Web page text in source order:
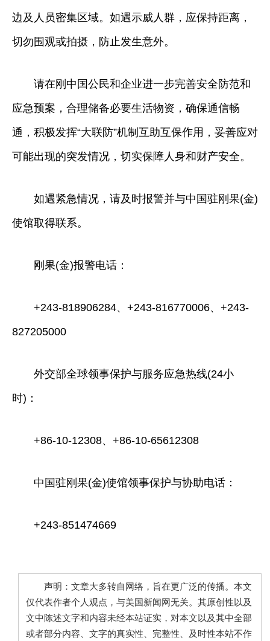
边及人员密集区域。如遇示威人群，应保持距离，
切勿围观或拍摄，防止发生意外。
请在刚中国公民和企业进一步完善安全防范和
应急预案，合理储备必要生活物资，确保通信畅
通，积极发挥“大联防”机制互助互保作用，妥善应对
可能出现的突发情况，切实保障人身和财产安全。
如遇紧急情况，请及时报警并与中国驻刚果(金)
使馆取得联系。
刚果(金)报警电话：
+243-818906284、+243-816770006、+243-
827205000
外交部全球领事保护与服务应急热线(24小
时)：
+86-10-12308、+86-10-65612308
中国驻刚果(金)使馆领事保护与协助电话：
+243-851474669
声明：文章大多转自网络，旨在更广泛的传播。本文
仅代表作者个人观点，与美国新闻网无关。其原创性以及
文中陈述文字和内容未经本站证实，对本文以及其中全部
或者部分内容、文字的真实性、完整性、及时性本站不作